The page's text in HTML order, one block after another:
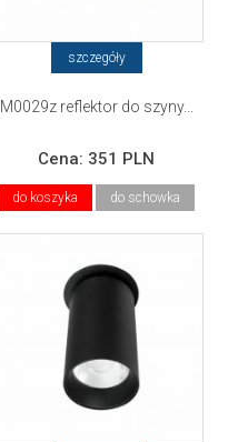
szczegóły
M0029z reflektor do szyny...
Cena: 351 PLN
do koszyka do schowka